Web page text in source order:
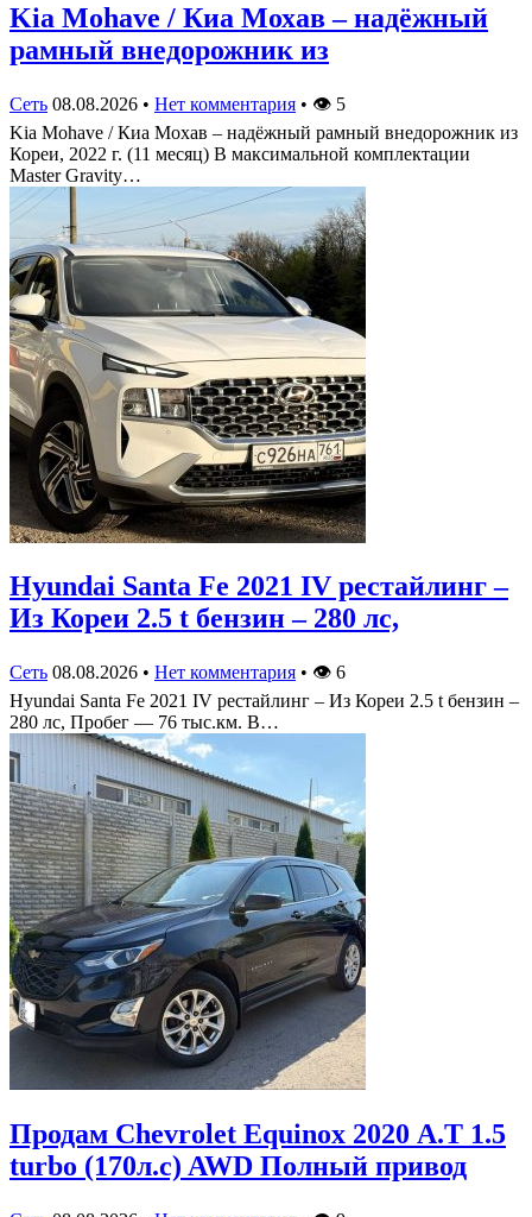
Kia Mohave / Киа Мохав – надёжный
рамный внедорожник из
Сеть 08.08.2026 • Нет комментария • 👁 5
Kia Mohave / Киа Мохав – надёжный рамный внедорожник из
Кореи, 2022 г. (11 месяц) В максимальной комплектации
Master Gravity…
Hyundai Santa Fe 2021 IV рестайлинг –
Из Кореи 2.5 t бензин – 280 лс,
Сеть 08.08.2026 • Нет комментария • 👁 6
Hyundai Santa Fe 2021 IV рестайлинг – Из Кореи 2.5 t бензин –
280 лс, Пробег — 76 тыс.км. В…
Продам Chevrolet Equinox 2020 А.Т 1.5
turbo (170л.с) AWD Полный привод